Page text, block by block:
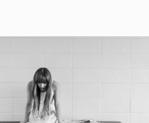
VIENT
PAS
SEULEMENT
DE
L’ASSIETTE